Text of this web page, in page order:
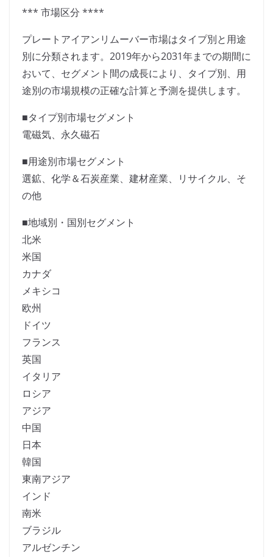
*** 市場区分 ****
プレートアイアンリムーバー市場はタイプ別と用途
別に分類されます。2019年から2031年までの期間に
おいて、セグメント間の成長により、タイプ別、用
途別の市場規模の正確な計算と予測を提供します。
■タイプ別市場セグメント
電磁気、永久磁石
■用途別市場セグメント
選鉱、化学＆石炭産業、建材産業、リサイクル、そ
の他
■地域別・国別セグメント
北米
米国
カナダ
メキシコ
欧州
ドイツ
フランス
英国
イタリア
ロシア
アジア
中国
日本
韓国
東南アジア
インド
南米
ブラジル
アルゼンチン